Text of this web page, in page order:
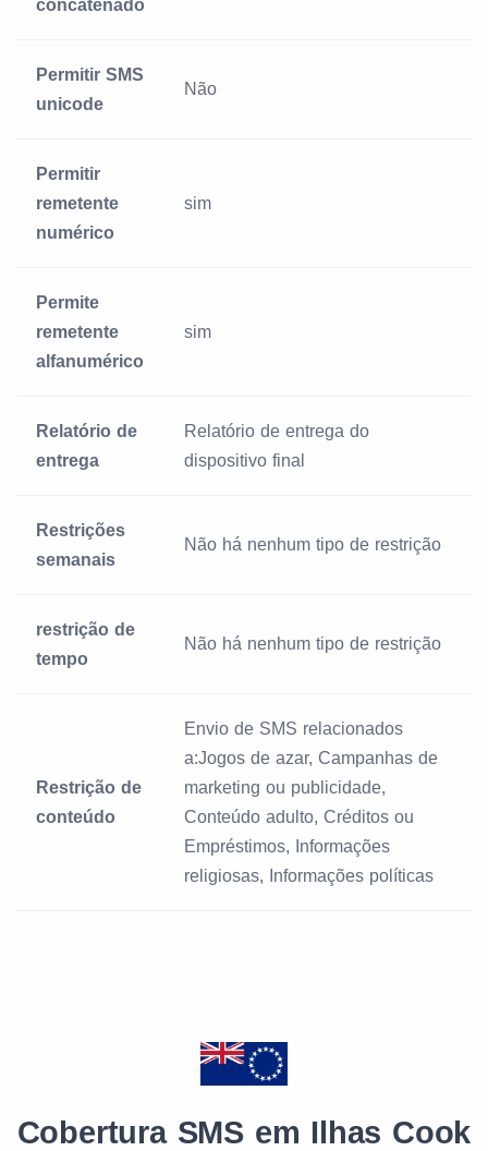
concatenado
Permitir SMS
unicode
Não
Permitir
remetente
numérico
sim
Permite
remetente
alfanumérico
sim
Relatório de
entrega
Relatório de entrega do
dispositivo final
Restrições
semanais
Não há nenhum tipo de restrição
restrição de
tempo
Não há nenhum tipo de restrição
Restrição de
conteúdo
Envio de SMS relacionados
a:Jogos de azar, Campanhas de
marketing ou publicidade,
Conteúdo adulto, Créditos ou
Empréstimos, Informações
religiosas, Informações políticas
Cobertura SMS em Ilhas Cook